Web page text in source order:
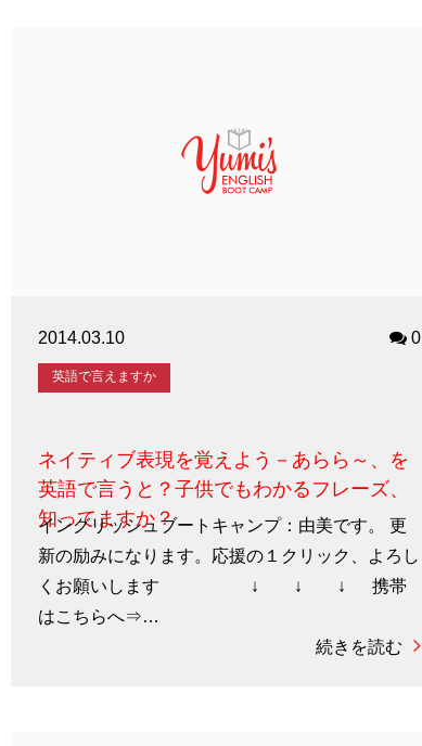
2014.03.10 0
英語で言えますか
ネイティブ表現を覚えよう－あらら～、を
英語で言うと？子供でもわかるフレーズ、
知ってますか？
イングリッシュブートキャンプ：由美です。 更
新の励みになります。応援の１クリック、よろし
くお願いします ↓ ↓ ↓ 携帯
はこちらへ⇒…
続きを読む